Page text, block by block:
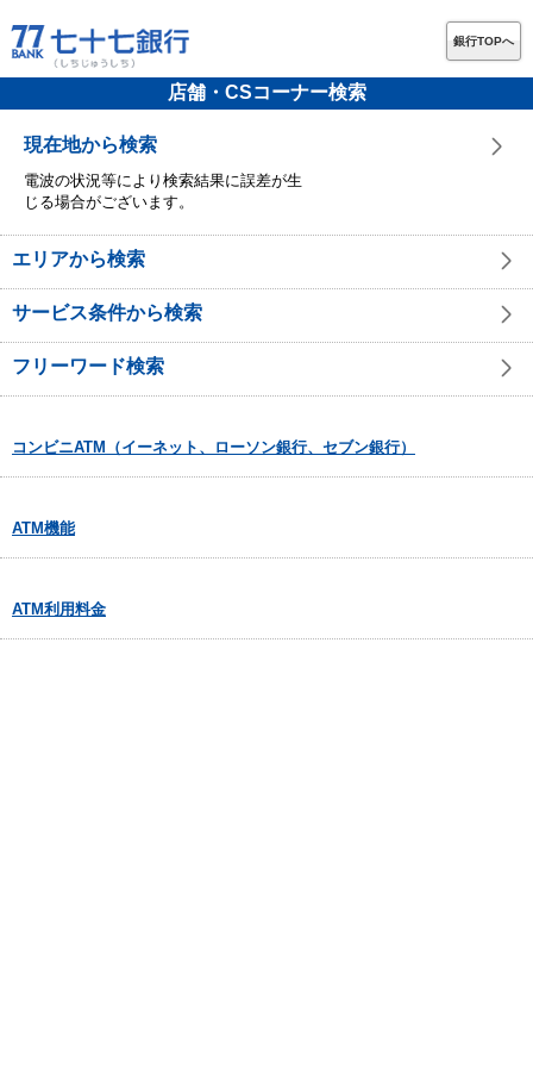
銀行TOPへ
店舗・CSコーナー検索
現在地から検索
電波の状況等により検索結果に誤差が生
じる場合がございます。
エリアから検索
サービス条件から検索
フリーワード検索
コンビニATM（イーネット、ローソン銀行、セブン銀行）
ATM機能
ATM利用料金